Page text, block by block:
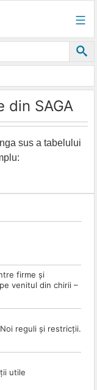
din SAGA
sus a tabelului
firme și
venitul din chirii –
reguli și restricții.
utile